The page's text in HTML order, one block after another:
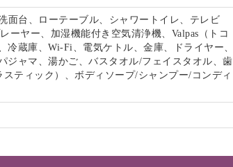
面台、ローテーブル、シャワートイレ、テレビ
ーヤー、加湿機能付き空気清浄機、Valpas（トコ
冷蔵庫、Wi-Fi、電気ケトル、金庫、ドライヤー、
ジャマ、湯かご、バスタオル/フェイスタオル、歯
ティック）、ボディソープ/シャンプー/コンディ